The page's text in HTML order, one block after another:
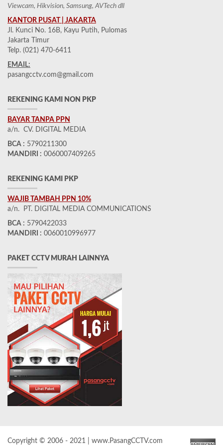
Viewcam, Hikvision, Samsung, AVTech dll
KANTOR PUSAT | JAKARTA
Jl. Kunci No. 16B, Kayu Putih, Pulomas
Jakarta Timur
Telp. (021) 470-6411
EMAIL:
pasangcctv.com@gmail.com
REKENING KAMI NON PKP
BAYAR TANPA PPN
a/n. CV. DIGITAL MEDIA
BCA : 5790211300
MANDIRI : 0060007409265
REKENING KAMI PKP
WAJIB TAMBAH PPN 10%
a/n. PT. DIGITAL MEDIA COMMUNICATIONS
BCA : 5790422033
MANDIRI : 0060010996977
PAKET CCTV MURAH LAINNYA
Copyright © 2006 - 2021 | www.PasangCCTV.com